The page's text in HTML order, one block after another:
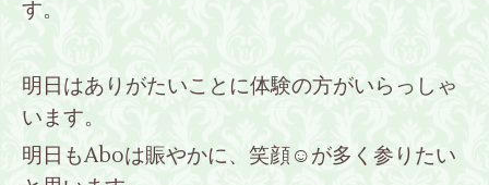
す。
明日はありがたいことに体験の方がいらっしゃ
います。
明日もAboは賑やかに、笑顔☺が多く参りたい